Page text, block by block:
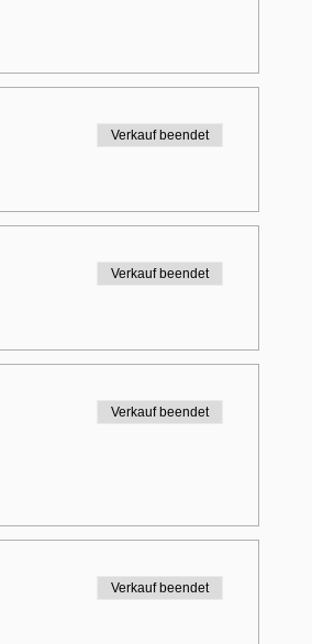
Verkauf beendet
Verkauf beendet
Verkauf beendet
Verkauf beendet